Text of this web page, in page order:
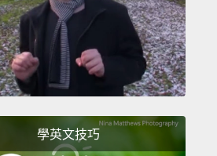
It's...burning! My eyes... It's
學英文技巧